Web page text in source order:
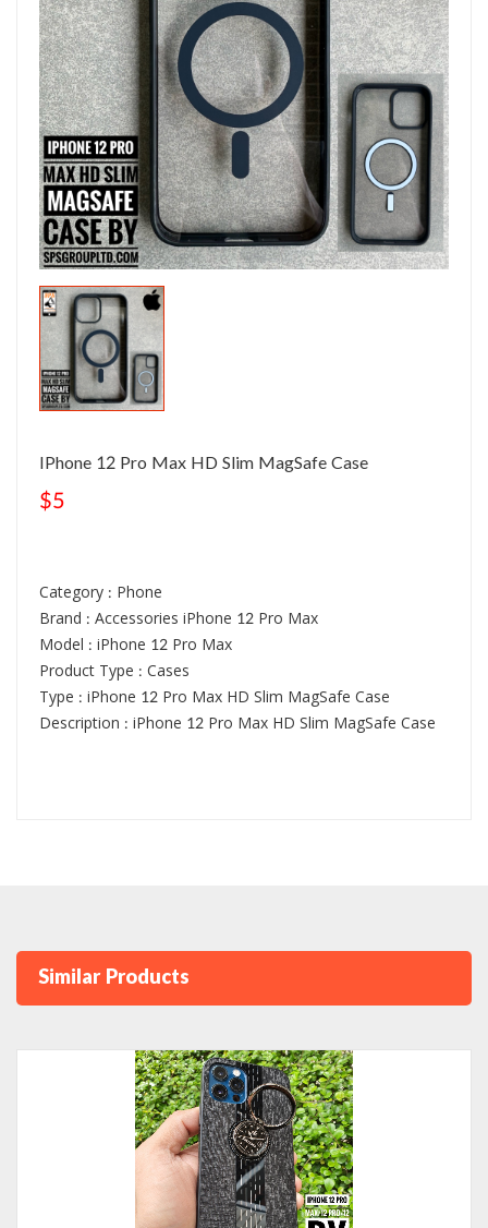
IPhone 12 Pro Max HD Slim MagSafe Case
$5
Category : Phone
Brand : Accessories iPhone 12 Pro Max
Model : iPhone 12 Pro Max
Product Type : Cases
Type : iPhone 12 Pro Max HD Slim MagSafe Case
Description : iPhone 12 Pro Max HD Slim MagSafe Case
Similar Products